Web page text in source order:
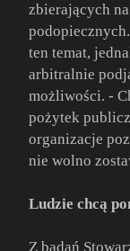
zbierających
ten temat,
arbitralnie
możliwości. -
pożytek
organizacje
nie wolno
Ludzie chcą
Z badań